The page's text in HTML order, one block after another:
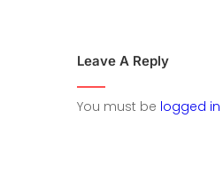
Leave A Reply
You must be logged in